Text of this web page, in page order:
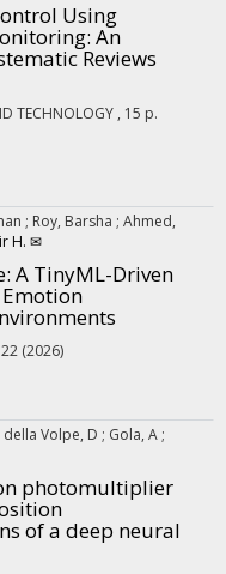
Using
An
Reviews
TECHNOLOGY , 15 p.
; Roy, Barsha ; Ahmed,
H. ✉
A TinyML-Driven
(2026)
della Volpe, D ; Gola, A ;
photomultiplier
of a deep neural